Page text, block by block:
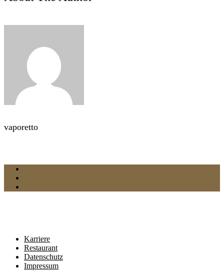
vaporetto
Karriere
Restaurant
Datenschutz
Impressum